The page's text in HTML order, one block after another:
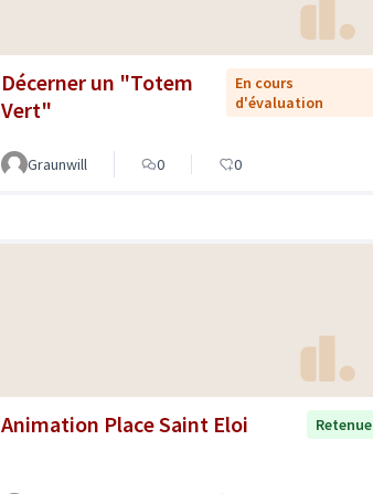
Décerner un "Totem
Vert"
En cours
d'évaluation
Graunwill 0 0
Animation Place Saint Eloi Retenue